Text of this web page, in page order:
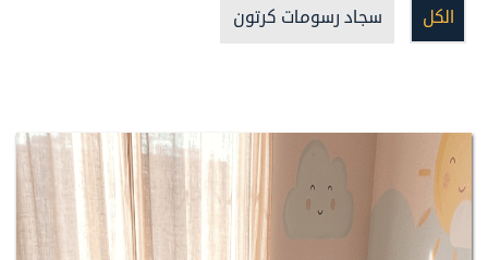
الكل سجاد رسومات كرتون